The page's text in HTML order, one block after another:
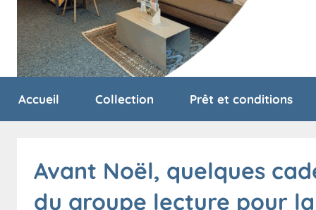
Bibliothèque
Vallorbe
de
vallorbe
Accueil Collection Prêt et conditions
Avant Noël, quelques
du groupe lecture pour